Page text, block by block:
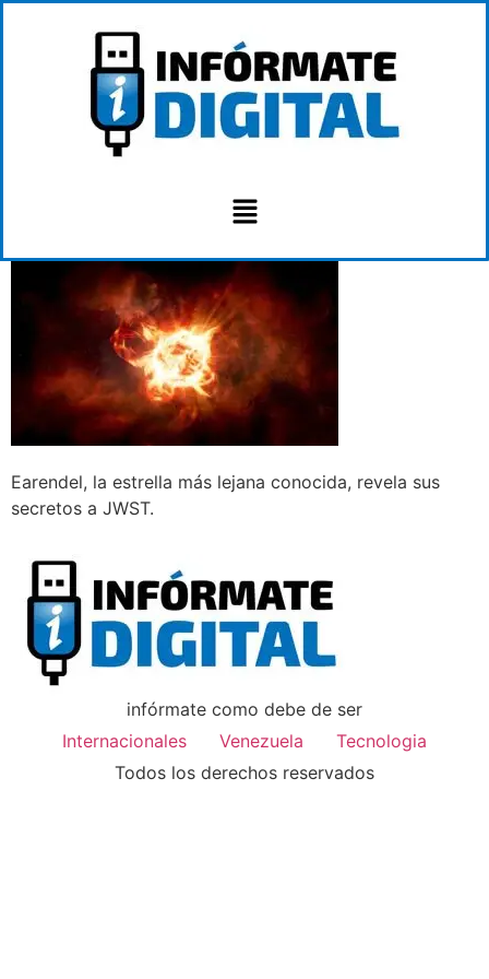
Earendel, la estrella más lejana conocida, revela sus
secretos a JWST.
infórmate como debe de ser
Internacionales
Venezuela
Tecnologia
Todos los derechos reservados